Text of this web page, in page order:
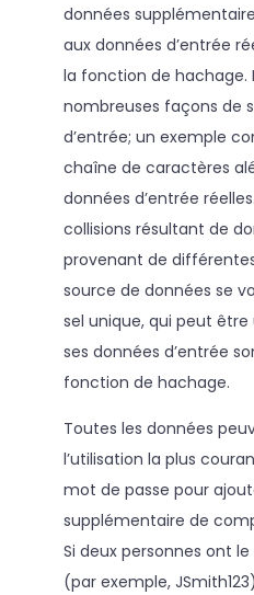
données
aux données d’entrée
la fonction de hachage.
nombreuses façons de
d’entrée; un exemple
chaîne de caractères
données d’entrée
collisions résultant de
provenant de
source de données se
sel unique, qui peut
ses données d’entrée
fonction de hachage.
Toutes les données
l’utilisation la plus
mot de passe pour
supplémentaire de
Si deux personnes ont
(par exemple,